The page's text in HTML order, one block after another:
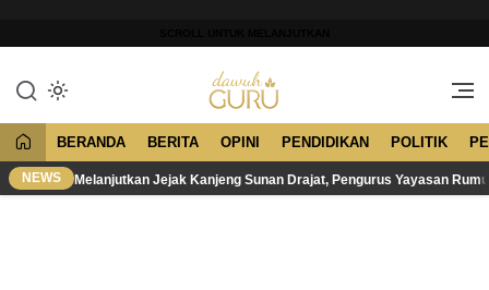
konten
Dawuh Guru
Merawat Tradisi, Membangun
BERANDA BERITA OPINI PENDIDIKAN POLITIK
NEWS Melanjutkan Jejak Kanjeng Sunan Drajat, Pengurus Yayasan